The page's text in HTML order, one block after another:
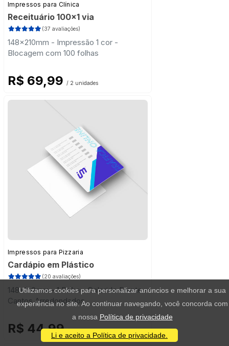
Impressos para Clínica
Receituário 100x1 via
(37 avaliações)
148x210mm - Impressão 1 cor -
Blocagem com 100 folhas
R$ 69,99 / 2 unidades
Impressos para Pizzaria
Cardápio em Plástico
(20 avaliações)
148x210mm - 1 Folha - Colorido Frente -
Cantos Arredondados
R$ 44,99
Utilizamos cookies para personalizar anúncios e melhorar a sua
experiência no site. Ao continuar navegando, você concorda com
a nossa Política de privacidade
Li e aceito a Política de privacidade.